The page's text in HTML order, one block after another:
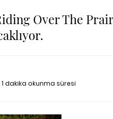
Over The
1 dakika okunma süresi